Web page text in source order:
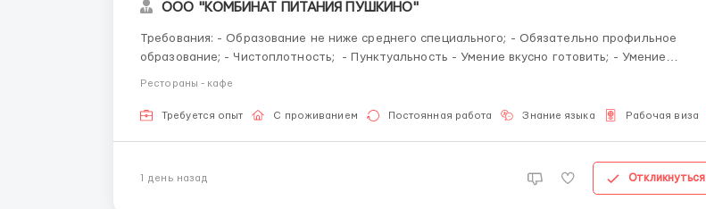
ООО "КОМБИНАТ ПИТАНИЯ ПУШКИНО"
Требования: - Образование не ниже среднего специального; - Обязательно профильное
образование; - Чистоплотность; - Пунктуальность - Умение вкусно готовить; - Умение
Рестораны - кафе
Требуется опыт С проживанием Постоянная работа Знание языка Рабочая виза
1 день назад Откликнуться